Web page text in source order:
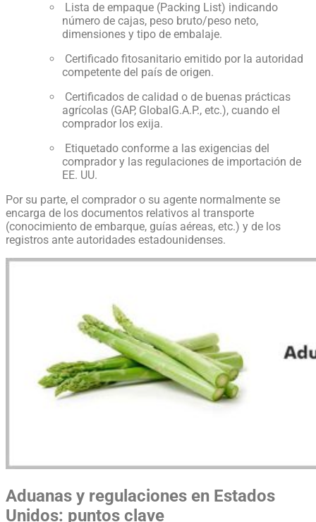
Lista de empaque (Packing List) indicando
número de cajas, peso bruto/peso neto,
dimensiones y tipo de embalaje.
Certificado fitosanitario emitido por la autoridad
competente del país de origen.
Certificados de calidad o de buenas prácticas
agrícolas (GAP, GlobalG.A.P., etc.), cuando el
comprador los exija.
Etiquetado conforme a las exigencias del
comprador y las regulaciones de importación de
EE. UU.
Por su parte, el comprador o su agente normalmente se
encarga de los documentos relativos al transporte
(conocimiento de embarque, guías aéreas, etc.) y de los
registros ante autoridades estadounidenses.
Aduanas y regulaciones en Estados
Unidos: puntos clave